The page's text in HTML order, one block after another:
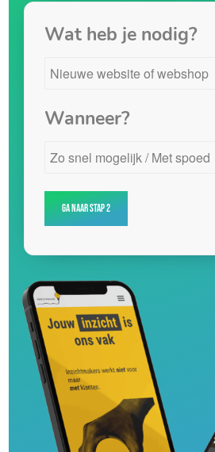
Wat heb je nodig?
Wanneer?